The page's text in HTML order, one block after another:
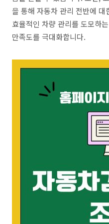
을 통해 자동차 관리 전반에
효율적인 차량 관리를 도모하
만족도를 극대화합니다.